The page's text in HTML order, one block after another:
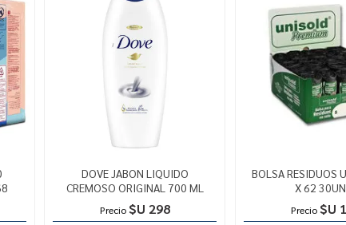
DOVE JABON LIQUIDO
CREMOSO ORIGINAL 700 ML
Precio $U 298
BOLSA RESIDUOS
X 62
Precio $U